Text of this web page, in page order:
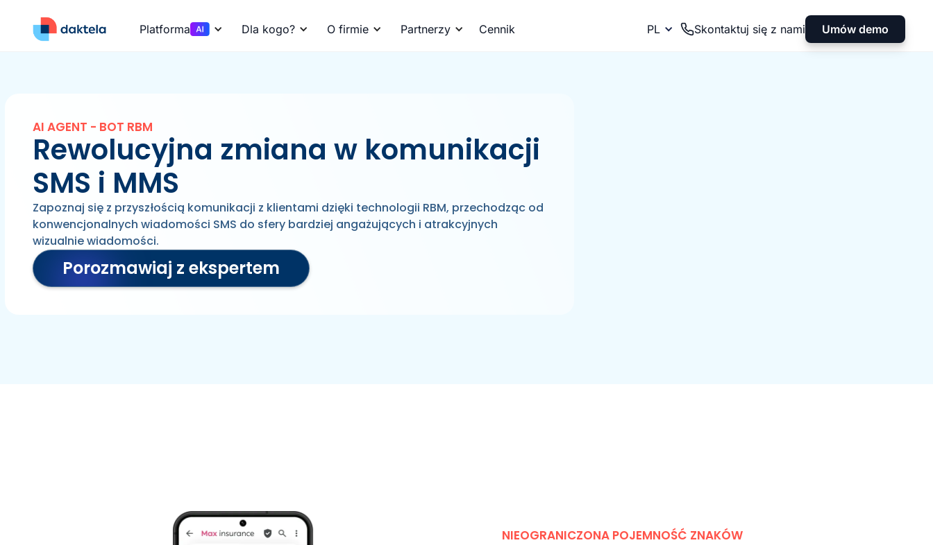
Platforma Dla kogo? O firmie Partnerzy Cennik PL Skontaktuj się z nami Umów demo
AI AGENT - BOT RBM
Rewolucyjna zmiana w komunikacji
SMS i MMS
Zapoznaj się z przyszłością komunikacji z klientami dzięki technologii RBM, przechodząc od
konwencjonalnych wiadomości SMS do sfery bardziej angażujących i atrakcyjnych
wizualnie wiadomości.
Porozmawiaj z ekspertem
NIEOGRANICZONA POJEMNOŚĆ ZNAKÓW